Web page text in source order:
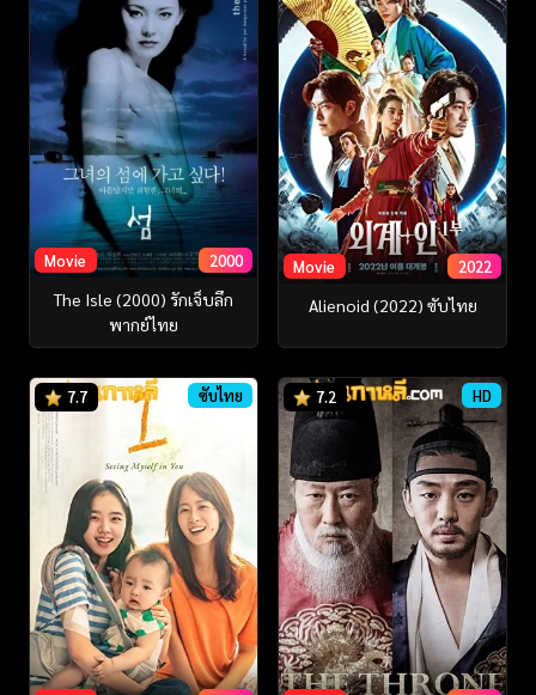
Movie 2000
The Isle (2000) รักเจ็บลึก
พากย์ไทย
Movie 2022
Alienoid (2022) ซับไทย
7.7 ซับไทย 7.2 HD